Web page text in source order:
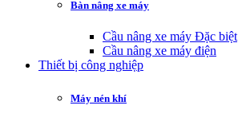
Bàn nâng xe máy
Cầu nâng xe máy Đặc biệt
Cầu nâng xe máy điện
Thiết bị công nghiệp
Máy nén khí